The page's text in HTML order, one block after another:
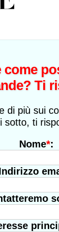
Ti
di più sui
sotto, ti
Nome*: